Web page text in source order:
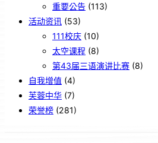
重要公告 (113)
活动资讯 (53)
111校庆 (10)
太空课程 (8)
第43届三语演讲比赛 (8)
自我增值 (4)
芙蓉中华 (7)
荣誉榜 (281)